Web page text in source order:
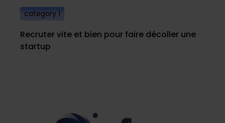
category 1
Recruter vite et bien pour faire décoller une
startup